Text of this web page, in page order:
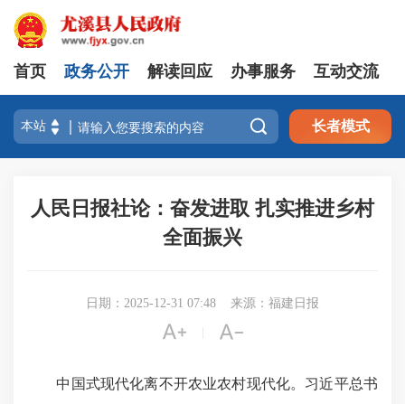
首页 政务公开 解读回应 办事服务 互动交流
 长者模式
人民日报社论：奋发进取 扎实推进乡村
全面振兴
日期：2025-12-31 07:48 来源：福建日报
 
中国式现代化离不开农业农村现代化。习近平总书